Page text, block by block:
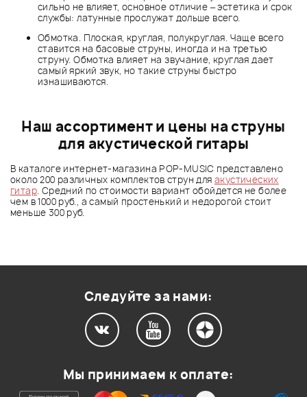
сильно не влияет, основное отличие – эстетика и срок
службы: латунные прослужат дольше всего.
Обмотка. Плоская, круглая, полукруглая. Чаще всего
ставится на басовые струны, иногда и на третью
струну. Обмотка влияет на звучание, круглая дает
самый яркий звук, но такие струны быстро
изнашиваются.
Наш ассортимент и цены на струны
для акустической гитары
В каталоге интернет-магазина POP-MUSIC представлено
около 200 различных комплектов струн для акустических
гитар. Средний по стоимости вариант обойдется не более
чем в 1000 руб., а самый простенький и недорогой стоит
меньше 300 руб.
Следуйте за нами:
Мы принимаем к оплате: